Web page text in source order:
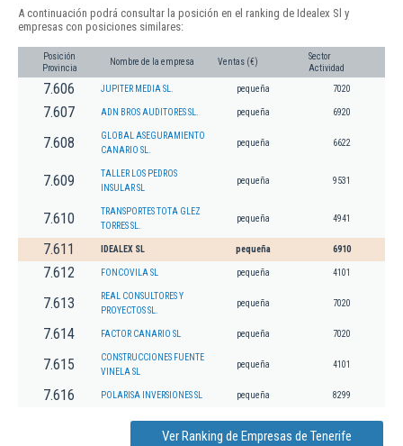
A continuación podrá consultar la posición en el ranking de Idealex Sl y
empresas con posiciones similares:
Posición
Provincia
Nombre de la empresa Ventas (€)
Sector
Actividad
7.606 JUPITER MEDIA SL. pequeña 7020
7.607 ADN BROS AUDITORES SL. pequeña 6920
7.608
GLOBAL ASEGURAMIENTO
CANARIO SL.
pequeña 6622
7.609
TALLER LOS PEDROS
INSULAR SL
pequeña 9531
7.610
TRANSPORTES TOTA GLEZ
TORRES SL.
pequeña 4941
7.611 IDEALEX SL pequeña 6910
7.612 FONCOVILA SL pequeña 4101
7.613
REAL CONSULTORES Y
PROYECTOS SL.
pequeña 7020
7.614 FACTOR CANARIO SL pequeña 7020
7.615
CONSTRUCCIONES FUENTE
VINELA SL
pequeña 4101
7.616 POLARISA INVERSIONES SL pequeña 8299
Ver Ranking de Empresas de Tenerife